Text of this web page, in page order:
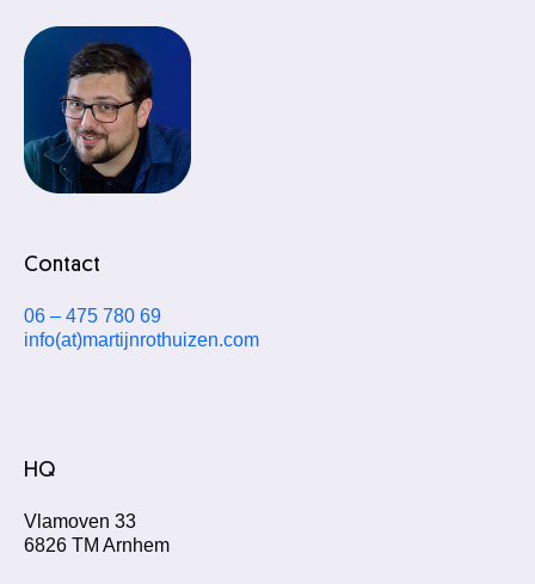
Contact
06 – 475 780 69
info(at)martijnrothuizen.com
HQ
Vlamoven 33
6826 TM Arnhem